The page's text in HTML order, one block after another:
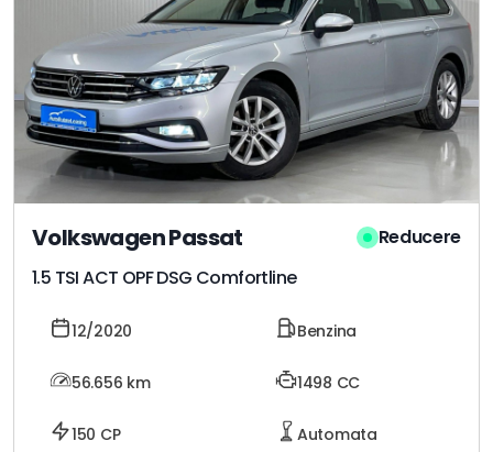
Volkswagen Passat
1.5 TSI ACT OPF DSG Comfortline
Reducere
12/2020 Benzina
56.656 km 1498 CC
150 CP Automata